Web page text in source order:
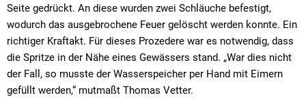
Seite gedrückt. An diese wurden zwei Schläuche befestigt,
wodurch das ausgebrochene Feuer gelöscht werden konnte. Ein
richtiger Kraftakt. Für dieses Prozedere war es notwendig, dass
die Spritze in der Nähe eines Gewässers stand. „War dies nicht
der Fall, so musste der Wasserspeicher per Hand mit Eimern
gefüllt werden,“ mutmaßt Thomas Vetter.